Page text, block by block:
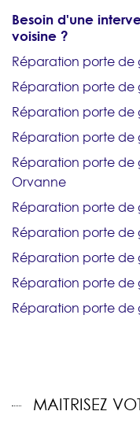
Besoin d'une
voisine ?
Réparation porte
Réparation porte
Réparation porte de
Réparation porte de
Réparation porte de
Orvanne
Réparation porte de
Réparation porte de
Réparation porte de
Réparation porte
Réparation porte de
MAITRISEZ